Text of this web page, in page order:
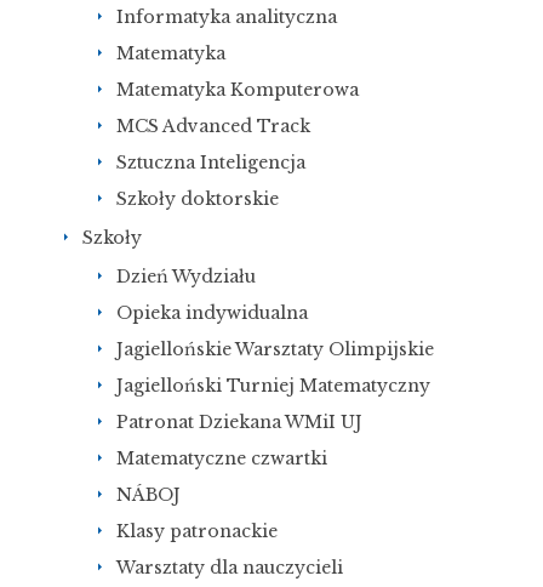
Informatyka analityczna
Matematyka
Matematyka Komputerowa
MCS Advanced Track
Sztuczna Inteligencja
Szkoły doktorskie
Szkoły
Dzień Wydziału
Opieka indywidualna
Jagiellońskie Warsztaty Olimpijskie
Jagielloński Turniej Matematyczny
Patronat Dziekana WMiI UJ
Matematyczne czwartki
NÁBOJ
Klasy patronackie
Warsztaty dla nauczycieli